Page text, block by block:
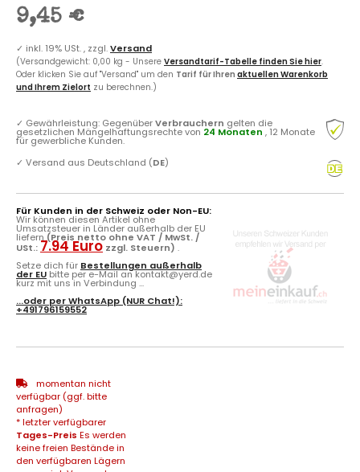
9,45 €
✓ inkl. 19% USt. , zzgl.Versand
(Versandgewicht: 0,00 kg - Unsere Versandtarif-Tabelle finden Sie hier.
Oder klicken Sie auf "Versand" um den Tarif für Ihren aktuellen Warenkorb
und Ihrem Zielort zu berechnen.)
✓ Gewährleistung: GegenüberVerbrauchern gelten die
gesetzlichen Mängelhaftungsrechte von 24 Monaten , 12 Monate
für gewerbliche Kunden.
✓ Versand aus Deutschland (DE)
Für Kunden in der Schweiz oder Non-EU:
Wir können diesen Artikel ohne
Umsatzsteuer in Länder außerhalb der EU
liefern (Preis netto ohne VAT / MwSt. /
USt.: 7.94 Euro zzgl. Steuern) .
Setze dich für Bestellungen außerhalb
der EU bitte per e-Mail an kontakt@yerd.de
kurz mit uns in Verbindung ...
...oder perWhatsApp (NUR Chat!):
+491796159552
momentan nicht
verfügbar (ggf. bitte
anfragen)
* letzter verfügbarer
Tages-Preis Es werden
keine freien Bestände in
den verfügbaren Lägern